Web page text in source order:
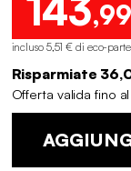
143
incluso 5,51 € di eco-parte
Risparmiate
Offerta valida fino